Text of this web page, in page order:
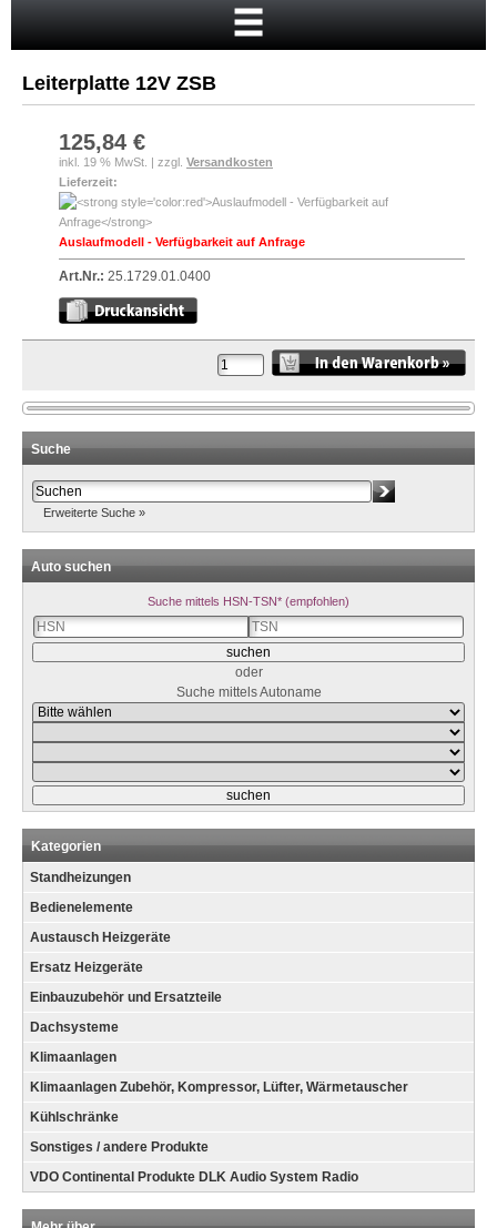
Mein Konto
Neukunde?
Kasse
Anmelden
Leiterplatte 12V ZSB
125,84 €
inkl. 19 % MwSt. | zzgl. Versandkosten
Lieferzeit:
Auslaufmodell - Verfügbarkeit auf Anfrage
Art.Nr.: 25.1729.01.0400
Suche
Erweiterte Suche »
Auto suchen
Suche mittels HSN-TSN* (empfohlen)
oder
Suche mittels Autoname
Kategorien
Standheizungen
Bedienelemente
Austausch Heizgeräte
Ersatz Heizgeräte
Einbauzubehör und Ersatzteile
Dachsysteme
Klimaanlagen
Klimaanlagen Zubehör, Kompressor, Lüfter, Wärmetauscher
Kühlschränke
Sonstiges / andere Produkte
VDO Continental Produkte DLK Audio System Radio